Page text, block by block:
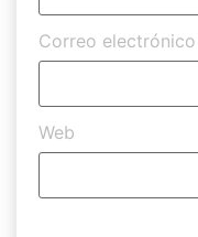
Correo electrónico
Web